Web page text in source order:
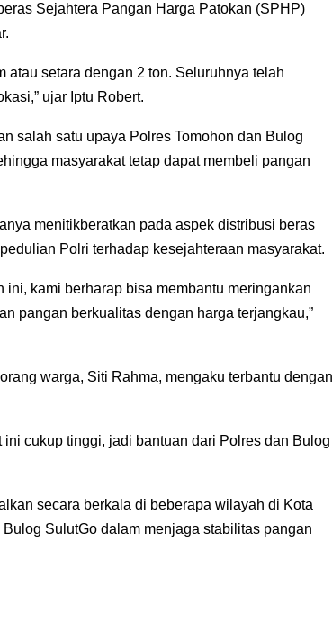
Sejahtera Pangan Harga Patokan (SPHP)
atau setara dengan 2 ton. Seluruhnya telah
ujar Iptu Robert.
salah satu upaya Polres Tomohon dan Bulog
masyarakat tetap dapat membeli pangan
menitikberatkan pada aspek distribusi beras
Polri terhadap kesejahteraan masyarakat.
kami berharap bisa membantu meringankan
pangan berkualitas dengan harga terjangkau,”
warga, Siti Rahma, mengaku terbantu dengan
cukup tinggi, jadi bantuan dari Polres dan Bulog
secara berkala di beberapa wilayah di Kota
SulutGo dalam menjaga stabilitas pangan